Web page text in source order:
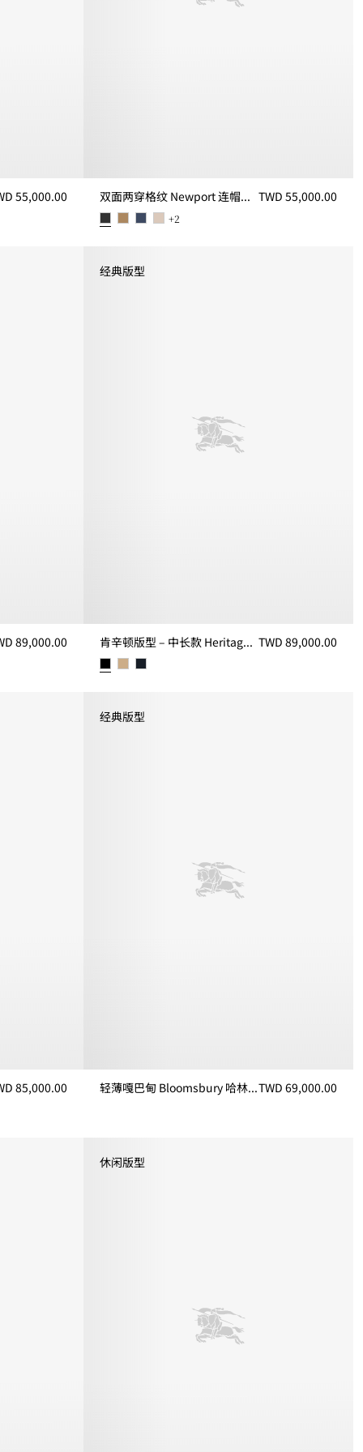
55,000.00
双面两穿格纹 Newport 连帽外套 TWD 55,000.00
+2
89,000.00
经典版型
肯辛顿版型 – 中长款 Heritage Trench 风衣 TWD 89,000.00
85,000.00
经典版型
轻薄嘎巴甸 Bloomsbury 哈林顿外套TWD 69,000.00
休闲版型